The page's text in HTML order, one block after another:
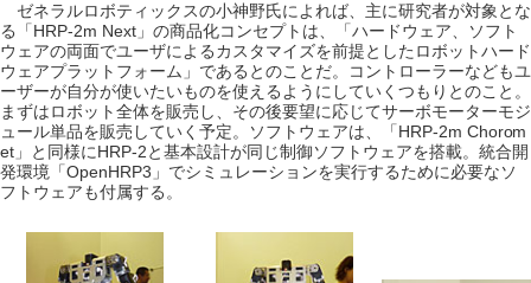
ゼネラルロボティックスの小神野氏によれば、主に研究者が対象とな
る「HRP-2m Next」の商品化コンセプトは、「ハードウェア、ソフト
ウェアの両面でユーザによるカスタマイズを前提としたロボットハード
ウェアプラットフォーム」であるとのことだ。コントローラーなどもユ
ーザーが自分が使いたいものを使えるようにしていくつもりとのこと。
まずはロボット全体を販売し、その後要望に応じてサーボモーターモジ
ュール単品を販売していく予定。ソフトウェアは、「HRP-2m Chorom
et」と同様にHRP-2と基本設計が同じ制御ソフトウェアを搭載。統合開
発環境「OpenHRP3」でシミュレーションを実行するために必要なソ
フトウェアも付属する。